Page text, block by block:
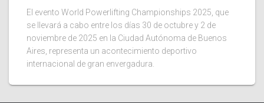
El evento World Powerlifting Championships 2025, que
se llevará a cabo entre los días 30 de octubre y 2 de
noviembre de 2025 en la Ciudad Autónoma de Buenos
Aires, representa un acontecimiento deportivo
internacional de gran envergadura.